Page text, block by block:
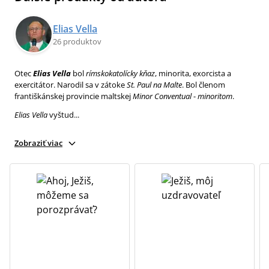
Elias Vella
26 produktov
OtecElias Vella bolrímskokatolícky kňaz, minorita, exorcista a
exercitátor. Narodil sa v zátokeSt. Paulna Malte. Bol členom
františkánskej provincie maltskejMinor Conventual-minoritom.
Elias Vellavyštud...
Zobraziť viac